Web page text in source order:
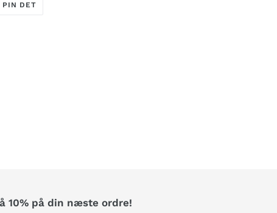
PIN DET
10% på din næste ordre!